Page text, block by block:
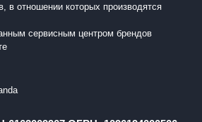
в отношении которых производятся
сервисным центром брендов